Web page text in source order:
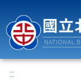
:::